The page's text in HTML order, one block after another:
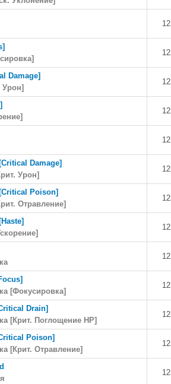
Damage]
Урон]
Damage]
Урон]
Poison]
Отравление]
[Фокусировка]
Drain]
[Крит. Поглощение HP]
Poison]
[Крит. Отравление]